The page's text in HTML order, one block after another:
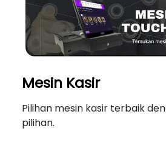
Mesin Kasir
Pilihan mesin kasir terbaik
pilihan.